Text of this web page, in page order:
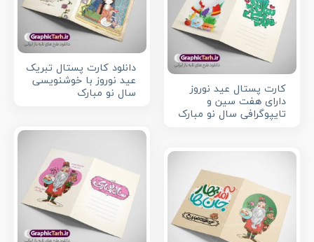
دانلود کارت پستال تبریک
عید نوروز با خوشنویسی
سال نو مبارک
کارت پستال عید نوروز
دارای هفت سین و
تایپوگرافی سال نو مبارک